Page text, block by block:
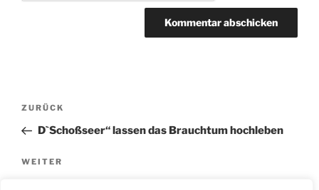
Beitragsnavigation
Vorheriger
Beitrag
ZURÜCK
D`Schoßseer“ lassen das Brauchtum hochleben
Nächster
WEITER